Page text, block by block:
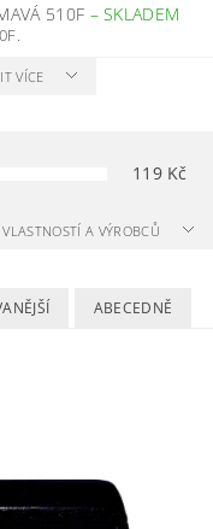
510F –SKLADEM
VÍCE
119Kč
A VÝROBCŮ
ABECEDNĚ